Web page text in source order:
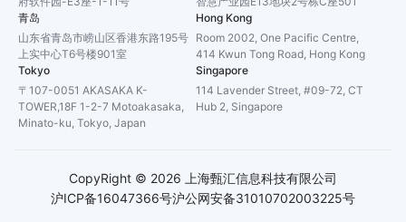
青岛
山东省青岛市崂山区香港东路195号
上实中心T6号楼901室
Hong Kong
Room 2002, One Pacific Centre,
414 Kwun Tong Road, Hong Kong
Tokyo
〒107-0051 AKASAKA K-
TOWER,18F 1-2-7 Motoakasaka,
Minato-ku, Tokyo, Japan
Singapore
114 Lavender Street, #09-72, CT
Hub 2, Singapore
沪ICP备16047366号沪公网安备31010702003225号
CopyRight © 2026 上海甄汇信息科技有限公司